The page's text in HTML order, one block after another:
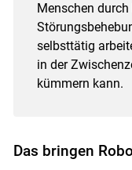
Menschen
selbsttätig
in der
kümmern kann.
Das bringen